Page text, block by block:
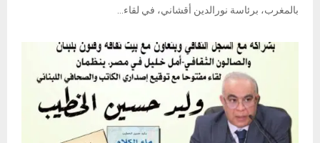
بالمغرب، برئاسة نورالدين أقشاني، في لقاء...